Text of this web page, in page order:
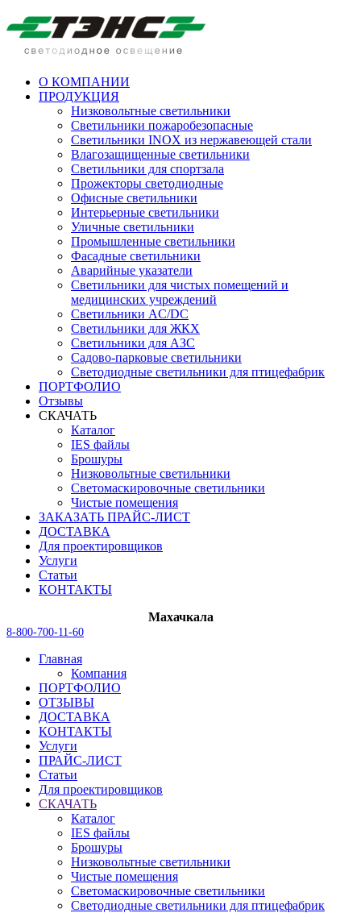
О КОМПАНИИ
ПРОДУКЦИЯ
Низковольтные светильники
Cветильники пожаробезопасные
Светильники INOX из нержавеющей стали
Влагозащищенные светильники
Светильники для спортзала
Прожекторы светодиодные
Офисные светильники
Интерьерные светильники
Уличные светильники
Промышленные светильники
Фасадные светильники
Аварийные указатели
Светильники для чистых помещений и
медицинских учреждений
Светильники AC/DC
Светильники для ЖКХ
Светильники для АЗС
Садово-парковые светильники
Светодиодные светильники для птицефабрик
ПОРТФОЛИО
Отзывы
СКАЧАТЬ
Каталог
IES файлы
Брошуры
Низковольтные светильники
Светомаскировочные светильники
Чистые помещения
ЗАКАЗАТЬ ПРАЙС-ЛИСТ
ДОСТАВКА
Для проектировщиков
Услуги
Статьи
КОНТАКТЫ
Махачкала
8-800-700-11-60
Главная
Компания
ПОРТФОЛИО
ОТЗЫВЫ
ДОСТАВКА
КОНТАКТЫ
Услуги
ПРАЙС-ЛИСТ
Статьи
Для проектировщиков
СКАЧАТЬ
Каталог
IES файлы
Брошуры
Низковольтные светильники
Чистые помещения
Светомаскировочные светильники
Светодиодные светильники для птицефабрик